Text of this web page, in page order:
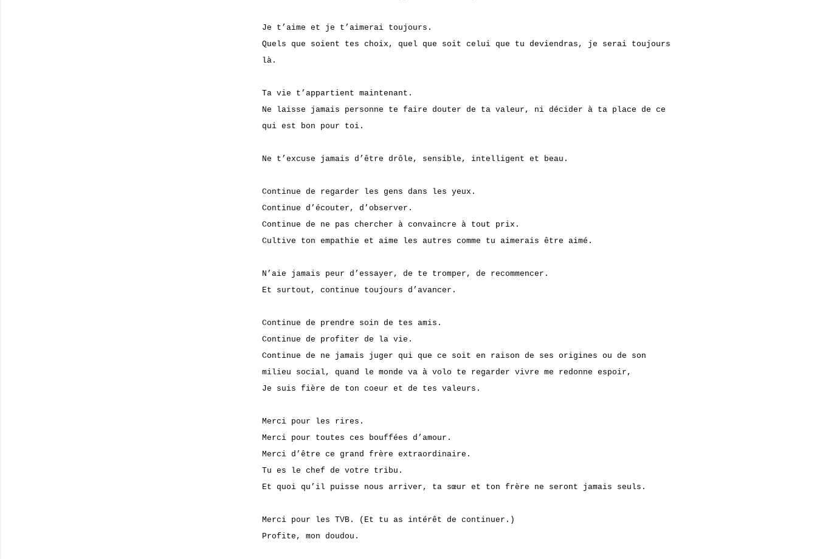
Je t’aime et je t’aimerai toujours.
Quels que soient tes choix, quel que soit celui que tu deviendras, je serai toujours
là.
Ta vie t’appartient maintenant.
Ne laisse jamais personne te faire douter de ta valeur, ni décider à ta place de ce
qui est bon pour toi.
Ne t’excuse jamais d’être drôle, sensible, intelligent et beau.
Continue de regarder les gens dans les yeux.
Continue d’écouter, d’observer.
Continue de ne pas chercher à convaincre à tout prix.
Cultive ton empathie et aime les autres comme tu aimerais être aimé.
N’aie jamais peur d’essayer, de te tromper, de recommencer.
Et surtout, continue toujours d’avancer.
Continue de prendre soin de tes amis.
Continue de profiter de la vie.
Continue de ne jamais juger qui que ce soit en raison de ses origines ou de son
milieu social, quand le monde va à volo te regarder vivre me redonne espoir,
Je suis fière de ton coeur et de tes valeurs.
Merci pour les rires.
Merci pour toutes ces bouffées d’amour.
Merci d’être ce grand frère extraordinaire.
Tu es le chef de votre tribu.
Et quoi qu’il puisse nous arriver, ta sœur et ton frère ne seront jamais seuls.
Merci pour les TVB. (Et tu as intérêt de continuer.)
Profite, mon doudou.